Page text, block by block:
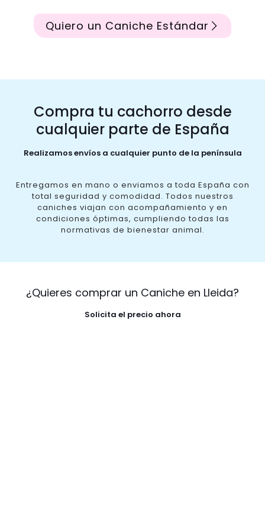
Quiero un Caniche Estándar
Compra tu cachorro desde
cualquier parte de España
Realizamos envíos a cualquier punto de la península
Entregamos en mano o enviamos a toda España con
total seguridad y comodidad. Todos nuestros
caniches viajan con acompañamiento y en
condiciones óptimas, cumpliendo todas las
normativas de bienestar animal.
¿Quieres comprar un Caniche en Lleida?
Solicita el precio ahora